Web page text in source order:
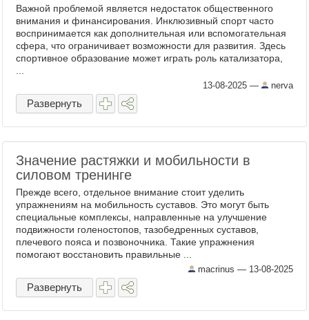
Важной проблемой является недостаток общественного
внимания и финансирования. Инклюзивный спорт часто
воспринимается как дополнительная или вспомогательная
сфера, что ограничивает возможности для развития. Здесь
спортивное образование может играть роль катализатора,
...
13-08-2025 — nerva
Развернуть
Значение растяжки и мобильности в
силовом тренинге
Прежде всего, отдельное внимание стоит уделить
упражнениям на мобильность суставов. Это могут быть
специальные комплексы, направленные на улучшение
подвижности голеностопов, тазобедренных суставов,
плечевого пояса и позвоночника. Такие упражнения
помогают восстановить правильные ...
macrinus — 13-08-2025
Развернуть